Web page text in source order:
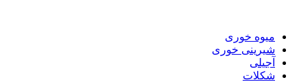
میوه خوری
شیرینی خوری
آجیلی
شکلات